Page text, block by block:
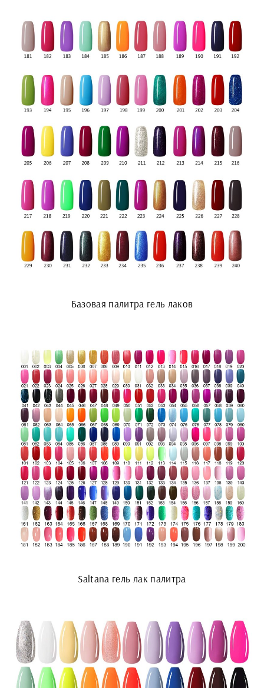
Базовая палитра гель лаков
Saltana гель лак палитра